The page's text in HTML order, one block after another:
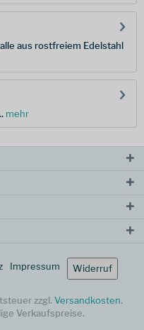
aus rostfreiem Edelstahl
mehr
Impressum Widerruf
zzgl. Versandkosten.
Verkaufspreise.